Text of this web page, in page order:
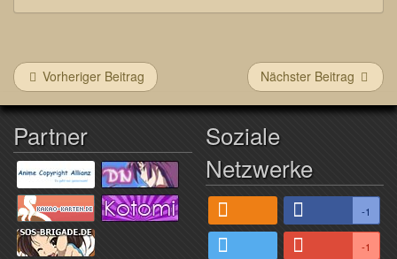
Vorheriger Beitrag Nächster Beitrag
Partner
Soziale
Netzwerke
-1
-1